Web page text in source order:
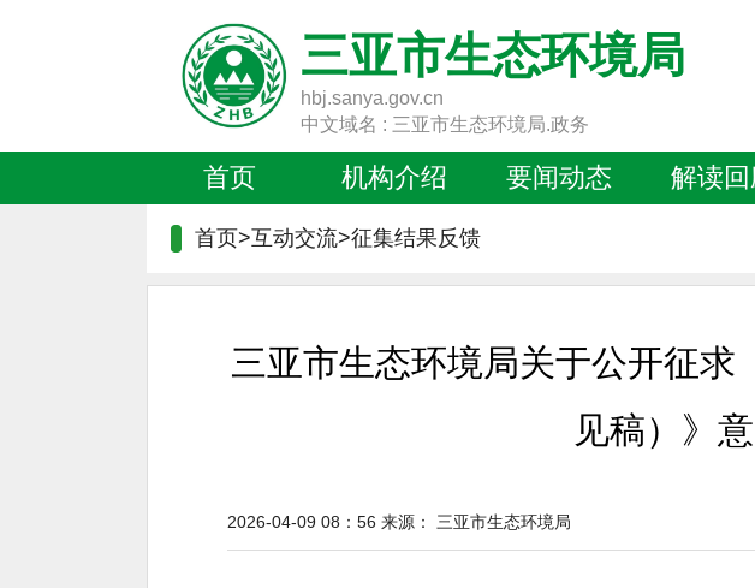
三亚市生态环境局
hbj.sanya.gov.cn
中文域名 : 三亚市生态环境局.政务
首页 机构介绍 要闻动态 解读回
首页>互动交流>征集结果反馈
三亚市生态环境局关于公开征
见稿）》
2026-04-09 08：56 来源： 三亚市生态环境局